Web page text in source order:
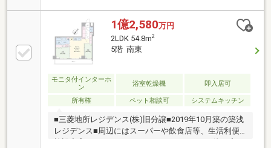
問合せください。■2019年築 三菱地所レジデンス分譲
「ザ・パークワンズ」シリーズマンション×三菱地所
コミュニティ管理■家具の設置がしやすい整った間取■
ウォークインクローゼットや下足入等のゆとりのある
収納スペース■周辺には、スーパーやドラックスト
■ホテルライクな内廊下設計■ペット飼育可（規約によ
る制限あり）
1億2,580万円
2LDK 54.8m2
5階 南東
モニタ付インターホ
ン
浴室乾燥機 即入居可
所有権 ペット相談可 システムキッチン
■三菱地所レジデンス(株)旧分譲■2019年10月築の築浅
レジデンス■周辺にはスーパーや飲食店等、生活利便